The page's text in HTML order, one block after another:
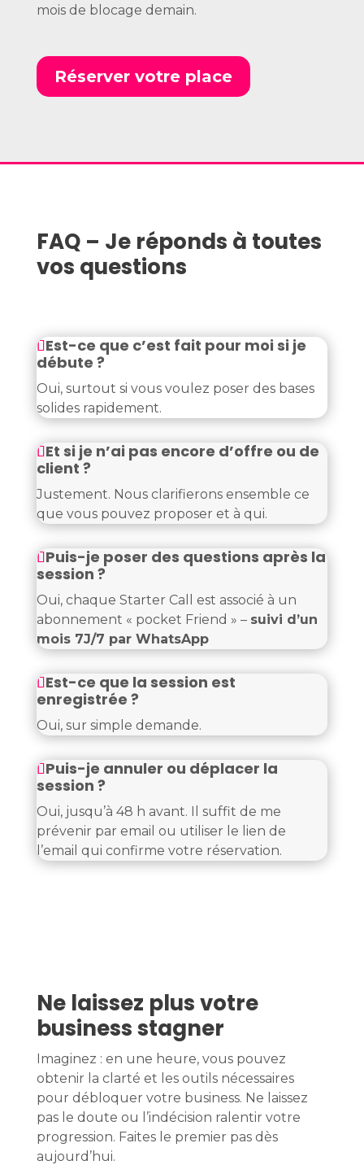
mois de blocage demain.
Réserver votre place
FAQ – Je réponds à toutes
vos questions
Est-ce que c’est fait pour moi si je
débute ?
Oui, surtout si vous voulez poser des bases
solides rapidement.
Et si je n’ai pas encore d’offre ou de
client ?
Justement. Nous clarifierons ensemble ce
que vous pouvez proposer et à qui.
Puis-je poser des questions après la
session ?
Oui, chaque Starter Call est associé à un
abonnement « pocket Friend » – suivi d’un
mois 7J/7 par WhatsApp
Est-ce que la session est
enregistrée ?
Oui, sur simple demande.
Puis-je annuler ou déplacer la
session ?
Oui, jusqu’à 48 h avant. Il suffit de me
prévenir par email ou utiliser le lien de
l’email qui confirme votre réservation.
Ne laissez plus votre
business stagner
Imaginez : en une heure, vous pouvez
obtenir la clarté et les outils nécessaires
pour débloquer votre business. Ne laissez
pas le doute ou l’indécision ralentir votre
progression. Faites le premier pas dès
aujourd’hui.